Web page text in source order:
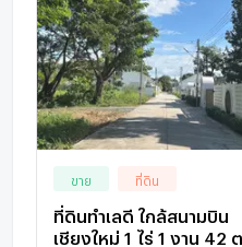
ขาย ที่ดิน
ที่ดินทำเลดี ใกล้สนามบิน
เชียงใหม่ 1 ไร่ 1 งาน 42